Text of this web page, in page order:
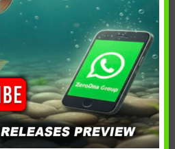
9,80 €
Lunghezza: 2.8 cm
Peso: 2.5 gr
Azione: Sinking
Affondamento: Variabile